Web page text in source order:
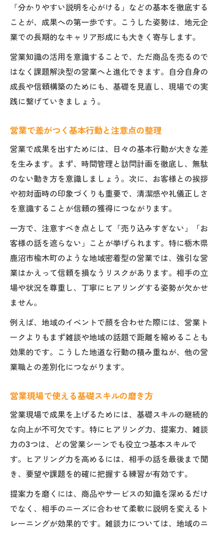
「分かりやすい説明を心がける」などの基本を徹底する
ことが、成果への第一歩です。こうした姿勢は、地元企
業での長期的なキャリア形成にも大きく寄与します。
営業知識の活用を意識することで、ただ商品を売るので
はなく課題解決型の営業へと進化できます。自分自身の
成長や信頼構築のためにも、基礎を見直し、現場での実
践に繋げていきましょう。
営業で差がつく基本行動と注意点の整理
営業で成果を出すためには、日々の基本行動が大きな差
を生みます。まず、時間管理と訪問計画を徹底し、無駄
のない動き方を意識しましょう。次に、お客様との挨拶
や初対面時の印象づくりも重要で、清潔感や礼儀正しさ
を意識することが信頼の獲得につながります。
一方で、注意すべき点として「売り込みすぎない」「お
客様の話を遮らない」ことが挙げられます。特に栃木県
鹿沼市楡木町のような地域密着型の営業では、強引な営
業はかえって信頼を損なうリスクがあります。相手の立
場や状況を尊重し、丁寧にヒアリングする姿勢が欠かせ
ません。
例えば、地域のイベントで顔を合わせた際には、営業ト
ークよりもまず雑談や地域の話題で距離を縮めることも
効果的です。こうした地道な行動の積み重ねが、他の営
業職との差別化につながります。
営業現場で使える基礎スキルの磨き方
営業現場で成果を上げるためには、基礎スキルの継続的
な向上が不可欠です。特にヒアリング力、提案力、雑談
力の3つは、どの営業シーンでも役立つ基本スキルで
す。ヒアリング力を高めるには、相手の話を最後まで聞
き、要望や課題を的確に把握する練習が有効です。
提案力を磨くには、商品やサービスの知識を深めるだけ
でなく、相手のニーズに合わせて柔軟に説明を変えるト
レーニングが効果的です。雑談力については、地域のニ